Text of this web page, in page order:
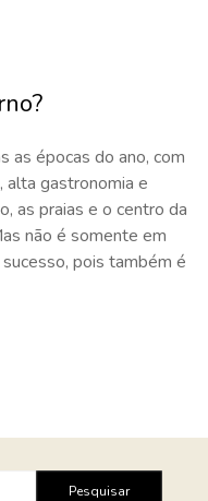
as épocas do ano, com
alta gastronomia e
as praias e o centro da
não é somente em
pois também é
Pesquisar